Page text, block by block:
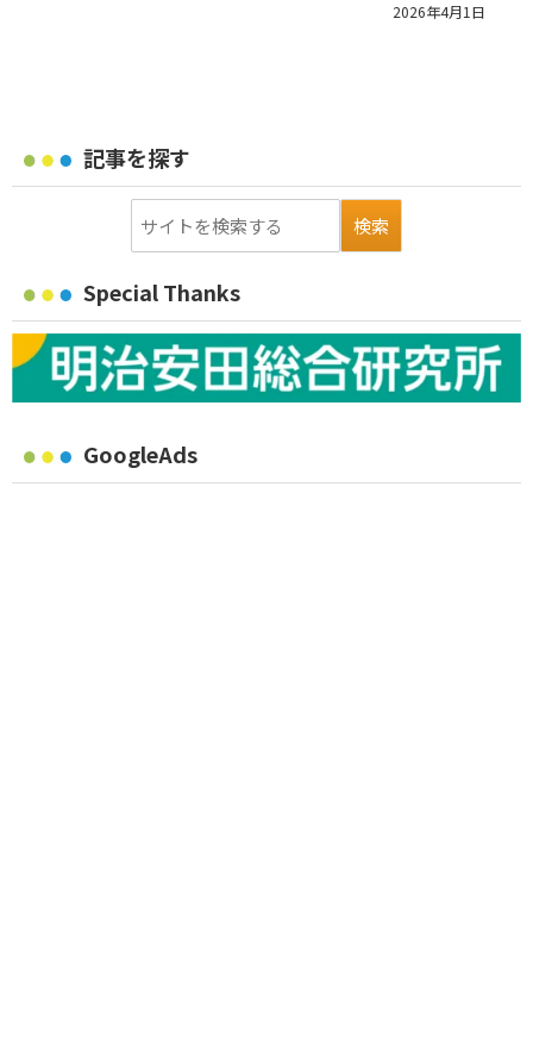
2026年4月1日
記事を探す
Special Thanks
GoogleAds